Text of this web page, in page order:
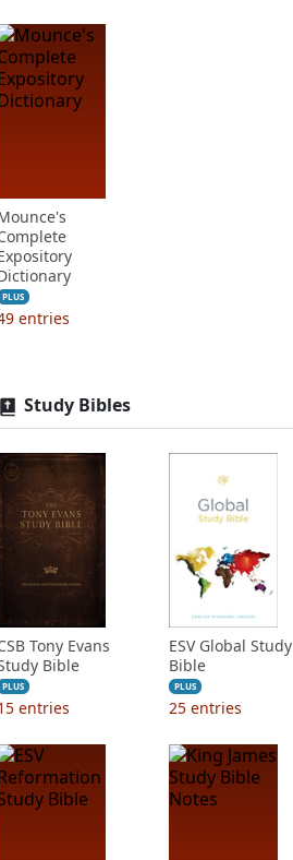
PLUS
entries
Study Bibles
Tony Evans
Bible
PLUS
entries
ESV Global Study
Bible
PLUS
25 entries